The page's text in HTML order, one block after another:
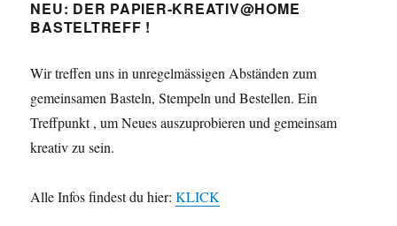
NEU: DER PAPIER-KREATIV@HOME
BASTELTREFF !
Wir treffen uns in unregelmässigen Abständen zum
gemeinsamen Basteln, Stempeln und Bestellen. Ein
Treffpunkt , um Neues auszuprobieren und gemeinsam
kreativ zu sein.
Alle Infos findest du hier:KLICK